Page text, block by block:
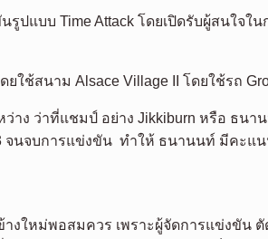
รูปแบบ Time Attack โดยเปิดรับผู้สนใจ
ยใช้สนาม Alsace Village II โดยใช้รถ
หว่าง ว่าที่แชมป์ อย่าง Jikkiburn หรือ
จนจบการแข่งขัน ทำให้ ธนานนท์ มีคะแ
งใหม่พอสมควร เพราะผู้จัดการแข่งขัน